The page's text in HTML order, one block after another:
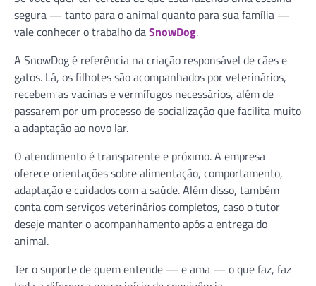
segura — tanto para o animal quanto para sua família —
vale conhecer o trabalho daSnowDog.
A SnowDog é referência na criação responsável de cães e
gatos. Lá, os filhotes são acompanhados por veterinários,
recebem as vacinas e vermífugos necessários, além de
passarem por um processo de socialização que facilita muito
a adaptação ao novo lar.
O atendimento é transparente e próximo. A empresa
oferece orientações sobre alimentação, comportamento,
adaptação e cuidados com a saúde. Além disso, também
conta com serviços veterinários completos, caso o tutor
deseje manter o acompanhamento após a entrega do
animal.
Ter o suporte de quem entende — e ama — o que faz, faz